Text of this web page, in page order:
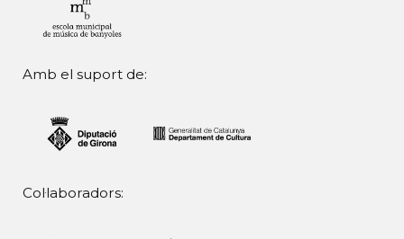
Amb el suport de:
Col·laboradors: